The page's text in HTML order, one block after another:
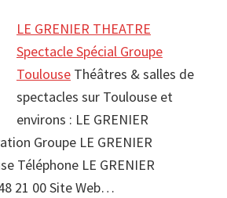
LE GRENIER THEATRE
Spectacle Spécial Groupe
Toulouse Théâtres & salles de
spectacles sur Toulouse et
environs : LE GRENIER
Groupe LE GRENIER
Téléphone LE GRENIER
21 00 Site Web…